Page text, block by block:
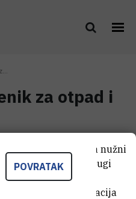
za otpad i
otpad i
(504,4 kB)
POVRATAK
Neki od tih kolačića nužni
stranice, dok se drugi
stranice radi
Za više informacija